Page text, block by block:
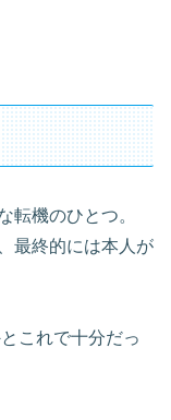
転機のひとつ。
最終的には本人が
これで十分だっ